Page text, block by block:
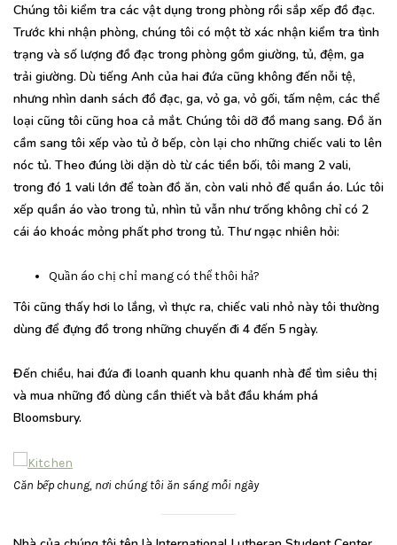
Chúng tôi kiểm tra các vật dụng trong phòng rồi sắp xếp đồ đạc.
Trước khi nhận phòng, chúng tôi có một tờ xác nhận kiểm tra tình
trạng và số lượng đồ đạc trong phòng gồm giường, tủ, đệm, ga
trải giường. Dù tiếng Anh của hai đứa cũng không đến nỗi tệ,
nhưng nhìn danh sách đồ đạc, ga, vỏ ga, vỏ gối, tấm nệm, các thể
loại cũng tôi cũng hoa cả mắt. Chúng tôi dỡ đồ mang sang. Đồ ăn
cầm sang tôi xếp vào tủ ở bếp, còn lại cho những chiếc vali to lên
nóc tủ. Theo đúng lời dặn dò từ các tiền bối, tôi mang 2 vali,
trong đó 1 vali lớn để toàn đồ ăn, còn vali nhỏ để quần áo. Lúc tôi
xếp quần áo vào trong tủ, nhìn tủ vẫn như trống không chỉ có 2
cái áo khoác mỏng phất phơ trong tủ. Thư ngạc nhiên hỏi:
Quần áo chị chỉ mang có thể thôi hả?
Tôi cũng thấy hơi lo lắng, vì thực ra, chiếc vali nhỏ này tôi thường
dùng để đựng đồ trong những chuyến đi 4 đến 5 ngày.
Đến chiều, hai đứa đi loanh quanh khu quanh nhà để tìm siêu thị
và mua những đồ dùng cần thiết và bắt đầu khám phá
Bloomsbury.
Căn bếp chung, nơi chúng tôi ăn sáng mỗi ngày